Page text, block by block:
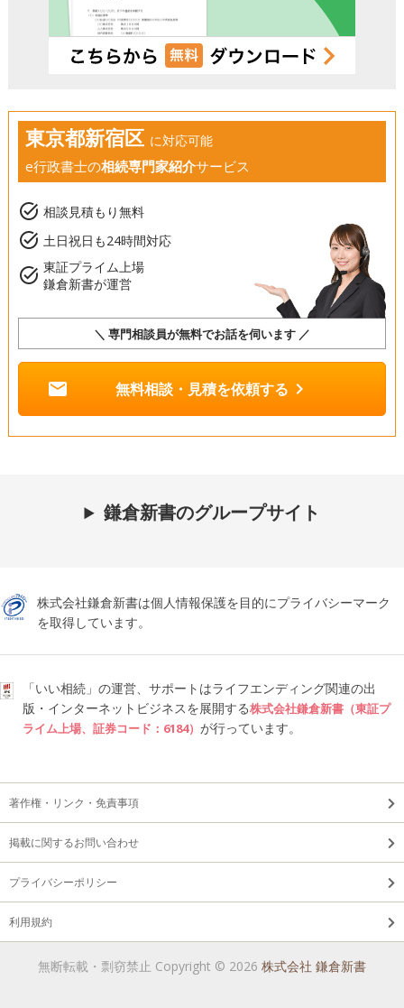
東京都新宿区 に対応可能
e行政書士の相続専門家紹介サービス
task_alt 相談見積もり無料
task_alt 土日祝日も24時間対応
task_alt 東証プライム上場
鎌倉新書が運営
＼ 専門相談員が無料でお話を伺います ／
mail 無料相談・見積を依頼する chevron_right
鎌倉新書のグループサイト
株式会社鎌倉新書は個人情報保護を目的にプライバシーマーク
を取得しています。
「いい相続」の運営、サポートはライフエンディング関連の出
版・インターネットビジネスを展開する株式会社鎌倉新書（東証プ
ライム上場、証券コード：6184） が行っています。
著作権・リンク・免責事項
掲載に関するお問い合わせ
プライバシーポリシー
利用規約
無断転載・剽窃禁止 Copyright © 2026 株式会社 鎌倉新書